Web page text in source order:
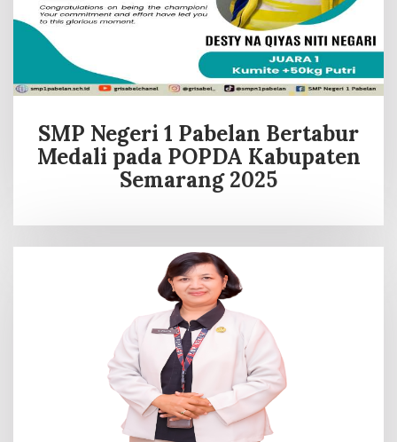
SMP Negeri 1 Pabelan Bertabur
Medali pada POPDA Kabupaten
Semarang 2025